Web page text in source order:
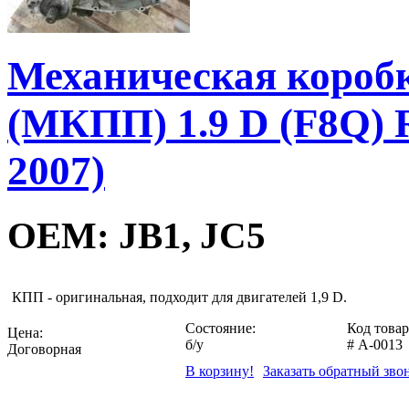
Механическая
(МКПП) 1.9 D (F8Q)
2007)
OEM: JB1, JC5
КПП - оригинальная, подходит для двигателей 1,9 D.
Цена:
Договорная
Состояние:
б/у
Код
# A-0013
В корзину!
Заказать обратный